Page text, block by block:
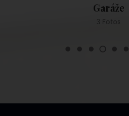
Wellness
6 Fotos